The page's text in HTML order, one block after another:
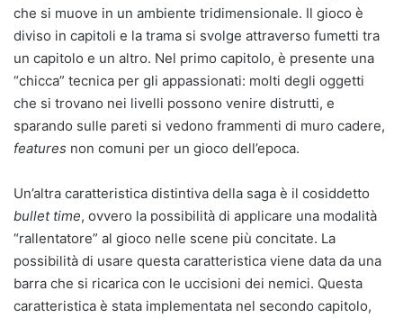
che si muove in un ambiente tridimensionale. Il gioco è
diviso in capitoli e la trama si svolge attraverso fumetti tra
un capitolo e un altro. Nel primo capitolo, è presente una
“chicca” tecnica per gli appassionati: molti degli oggetti
che si trovano nei livelli possono venire distrutti, e
sparando sulle pareti si vedono frammenti di muro cadere,
features non comuni per un gioco dell’epoca.
Un’altra caratteristica distintiva della saga è il cosiddetto
bullet time, ovvero la possibilità di applicare una modalità
“rallentatore” al gioco nelle scene più concitate. La
possibilità di usare questa caratteristica viene data da una
barra che si ricarica con le uccisioni dei nemici. Questa
caratteristica è stata implementata nel secondo capitolo,